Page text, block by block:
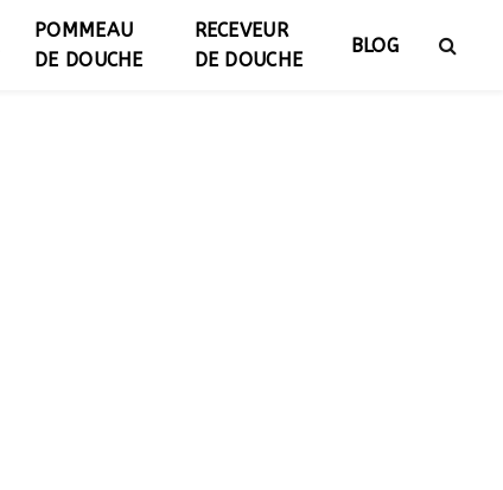
POMMEAU
DE DOUCHE
RECEVEUR
DE DOUCHE
BLOG